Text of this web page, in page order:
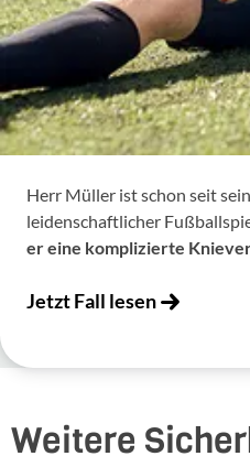
Herr Müller ist schon seit
leidenschaftlicher
er eine komplizierte
Jetzt Fall lesen
Weitere